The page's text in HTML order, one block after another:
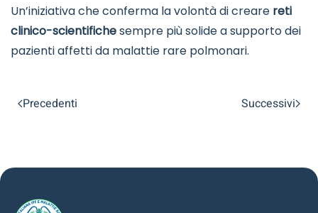
Un’iniziativa che conferma la volontà di creare reti
clinico-scientifichesempre più solide a supporto dei
pazienti affetti da malattie rare polmonari.
Precedenti Successivi